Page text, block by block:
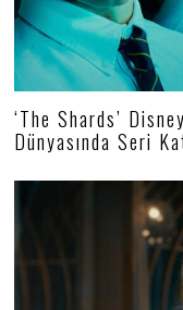
‘The Shards’
Dünyasında Seri